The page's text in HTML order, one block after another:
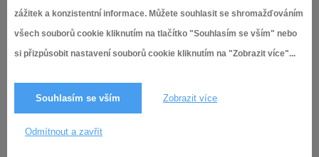
zážitek a konzistentní informace. Můžete souhlasit se shromažďováním
všech souborů cookie kliknutím na tlačítko "Souhlasím se vším" nebo
si přizpůsobit nastavení souborů cookie kliknutím na "Zobrazit více"...
Souhlasím se vším Zobrazit více
Odmítnout a zavřít